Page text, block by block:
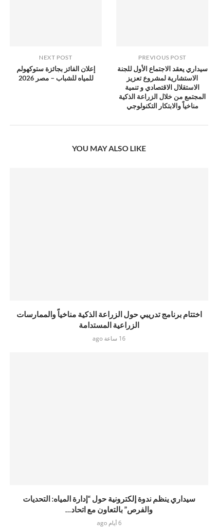
PREVIOUS POST
سيداري يعقد الاجتماع الأول للجنة
الاستشارية لمشروع تعزيز
الاستقلال الاقتصادي و تنمية
المجتمع من خلال الزراعة الذكية
مناخياً والابتكار التكنولوجي
NEXT POST
إعلان الفائز بجائزة ستوكهولم
للمياه للشباب – مصر 2026
YOU MAY ALSO LIKE
اختتام برنامج تدريبي حول الزراعة الذكية مناخياً والممارسات
الزراعية المستدامة
16 ساعة ago
سيداري ينظم ندوة إلكترونية حول “إدارة المياه: التحديات
والفرص” بالتعاون مع اتحاد...
6 أيام ago